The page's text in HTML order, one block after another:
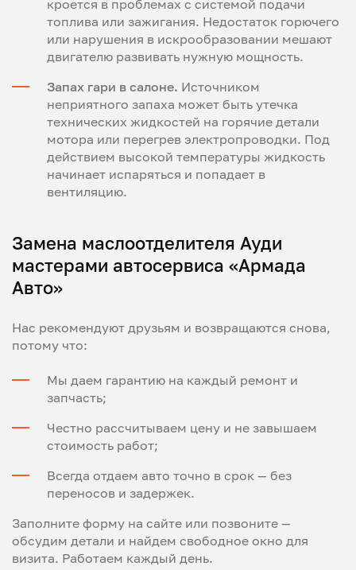
кроется в проблемах с системой подачи
топлива или зажигания. Недостаток горючего
или нарушения в искрообразовании мешают
двигателю развивать нужную мощность.
Запах гари в салоне. Источником
неприятного запаха может быть утечка
технических жидкостей на горячие детали
мотора или перегрев электропроводки. Под
действием высокой температуры жидкость
начинает испаряться и попадает в
вентиляцию.
Замена маслоотделителя Ауди
мастерами автосервиса «Армада
Авто»
Нас рекомендуют друзьям и возвращаются снова,
потому что:
Мы даем гарантию на каждый ремонт и
запчасть;
Честно рассчитываем цену и не завышаем
стоимость работ;
Всегда отдаем авто точно в срок — без
переносов и задержек.
Заполните форму на сайте или позвоните —
обсудим детали и найдем свободное окно для
визита. Работаем каждый день.